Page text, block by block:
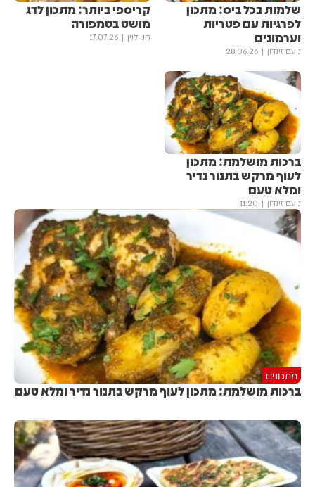
שלמות בכל ביס: מתכון
לפרגיות עם פטריות
וערמונים
נועם זיגדון 28.06.26
קריספי ביותר: מתכון לדג
מושט בטמפורה
חני לוין 17.07.26
ברכות מושלמת: מתכון
לעוף מרקש בתנור נדיר
ומלא טעם
נועם זיגדון 11:20
מתכונים
ברכות מושלמת: מתכון לעוף מרקש בתנור נדיר ומלא טעם